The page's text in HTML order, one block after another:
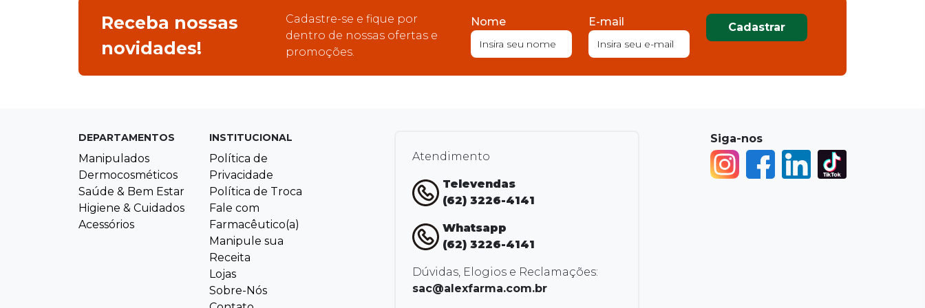
Receba nossas
novidades!
Cadastre-se e fique por
dentro de nossas ofertas e
promoções.
Nome E-mail Cadastrar
DEPARTAMENTOS
Manipulados
Dermocosméticos
Saúde & Bem Estar
Higiene & Cuidados
Acessórios
INSTITUCIONAL
Política de
Privacidade
Política de Troca
Fale com
Farmacêutico(a)
Manipule sua
Receita
Lojas
Sobre-Nós
Atendimento
Televendas
(62) 3226-4141
Whatsapp
(62) 3226-4141
Dúvidas, Elogios e Reclamações:
sac@alexfarma.com.br
Siga-nos